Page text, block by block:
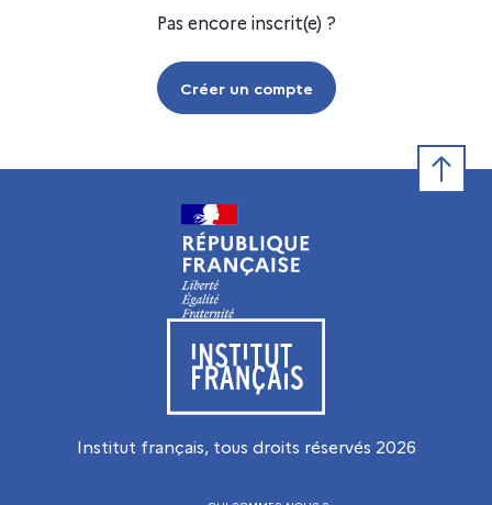
Pas encore inscrit(e) ?
Créer un compte
Visiter le site de l’Institut français
Institut français, tous droits réservés 2026